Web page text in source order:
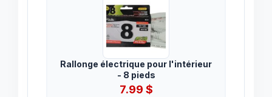
Rallonge électrique pour l'intérieur
- 8 pieds
7.99 $